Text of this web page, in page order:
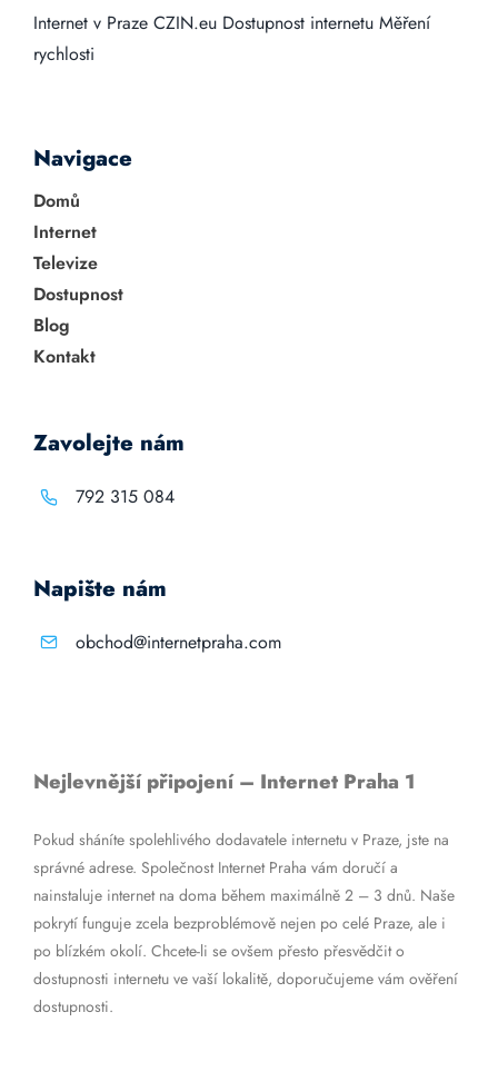
Internet v Praze CZIN.eu Dostupnost internetu Měření
rychlosti
Navigace
Domů
Internet
Televize
Dostupnost
Blog
Kontakt
Zavolejte nám
792 315 084
Napište nám
obchod@internetpraha.com
Nejlevnější připojení – Internet Praha 1
Pokud sháníte spolehlivého dodavatele internetu v Praze, jste na
správné adrese. Společnost Internet Praha vám doručí a
nainstaluje internet na doma během maximálně 2 – 3 dnů. Naše
pokrytí funguje zcela bezproblémově nejen po celé Praze, ale i
po blízkém okolí. Chcete-li se ovšem přesto přesvědčit o
dostupnosti internetu ve vaší lokalitě, doporučujeme vám ověření
dostupnosti.